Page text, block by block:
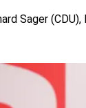
Sager